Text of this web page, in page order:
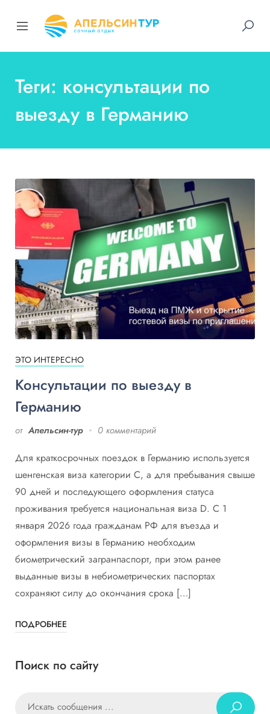
Теги: консультации по
выезду в Германию
ЭТО ИНТЕРЕСНО
Консультации по выезду в
Германию
от Апельсин-тур 0 комментарий
Для краткосрочных поездок в Германию используется
шенгенская виза категории C, а для пребывания свыше
90 дней и последующего оформления статуса
проживания требуется национальная виза D. С 1
января 2026 года гражданам РФ для въезда и
оформления визы в Германию необходим
биометрический загранпаспорт, при этом ранее
выданные визы в небиометрических паспортах
сохраняют силу до окончания срока […]
ПОДРОБНЕЕ
Поиск по сайту